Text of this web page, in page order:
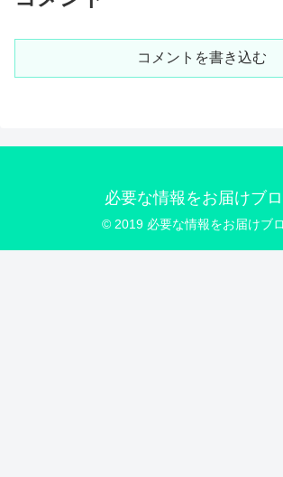
コメントを書き込む
必要な情報をお届けブ
© 2019 必要な情報をお届けブ